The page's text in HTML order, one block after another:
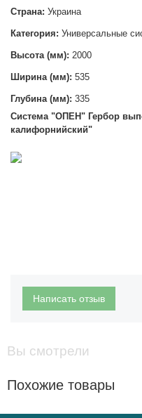
Страна: Украина
Категория: Универсальные
Высота (мм): 2000
Ширина (мм): 535
Глубина (мм): 335
Система "ОПЕН" Гербор
калифорнийский"
Написать отзыв
Вы смотрели
Похожие товары